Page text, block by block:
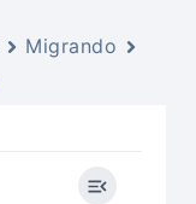
Migrando